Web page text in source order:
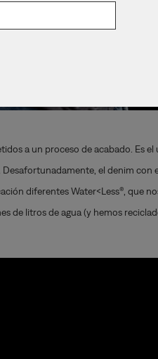
a un proceso de acabado. Es
Desafortunadamente, el denim
diferentes Water<Less®, que
de litros de agua (y hemos